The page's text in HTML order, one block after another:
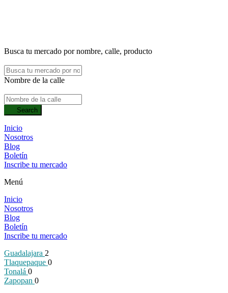
Busca tu mercado por nombre, calle, producto
Nombre de la calle
Search
Inicio
Nosotros
Blog
Boletín
Inscribe tu mercado
Menú
Inicio
Nosotros
Blog
Boletín
Inscribe tu mercado
Guadalajara 2
Tlaquepaque 0
Tonalá 0
Zapopan 0